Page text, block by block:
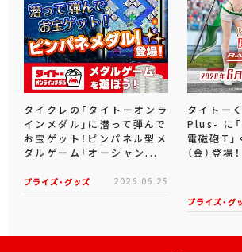
タイクレの「タイトーオンラ
インメダル」に潜って弾んで
お宝ゲット！ピンパネル型メ
ダルゲーム「オーシャン...
プライズ・グッズ 2026.06.25
タイトー
Plus- に
電磁砲T
（金）登場！
プライズ・グ